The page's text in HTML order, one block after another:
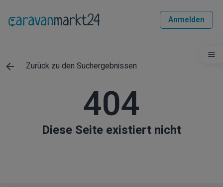
Anmelden
Zurück zu den Suchergebnissen
404
Diese Seite existiert nicht